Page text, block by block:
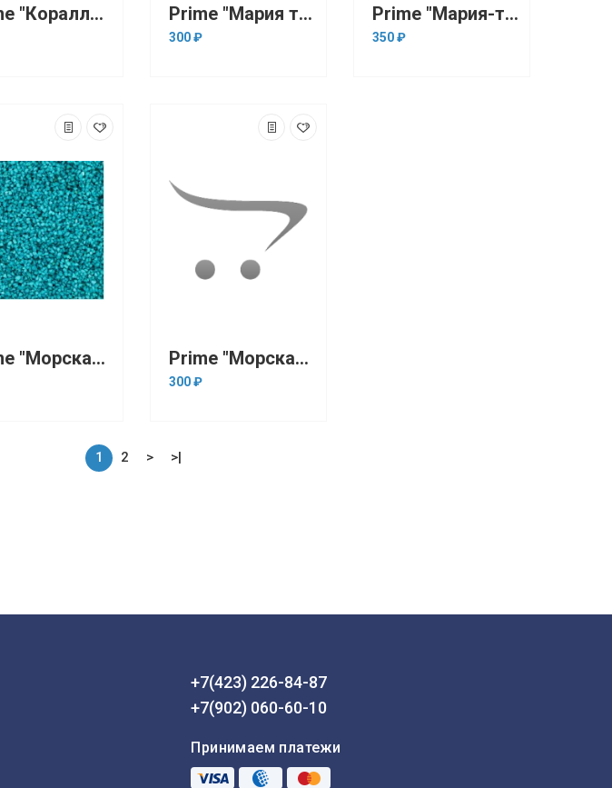
Prime "Коралловый белый" 3-4 мм, 2.7 кг Prime "Мария трейд" 3-5 мм, 280 мл (грунт)
300 ₽
Prime "Мария-трейд" 3-5 мм, 1кг (грунт)
350 ₽
Prime "Морская волна" 3-5 мм, 1кг (грунт) Prime "Морская волна" 3-5 мм, 280 мл (грунт)
300 ₽
1 2 > >|
+7(423) 226-84-87
+7(902) 060-60-10
Принимаем платежи